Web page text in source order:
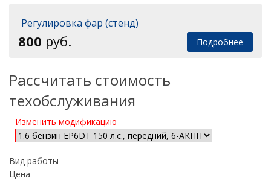
Регулировка фар (стенд)
800 руб. Подробнее
Рассчитать стоимость
техобслуживания
Изменить модификацию
Вид работы
Цена